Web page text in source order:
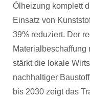
Ölheizung komplett
Einsatz von
39% reduziert. Der
Materialbeschaffung
stärkt die lokale
nachhaltiger
bis 2030 zeigt das